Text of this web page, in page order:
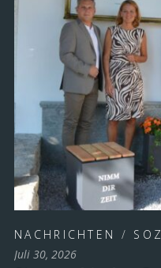
NACHRICHTEN /
Juli 30, 2026